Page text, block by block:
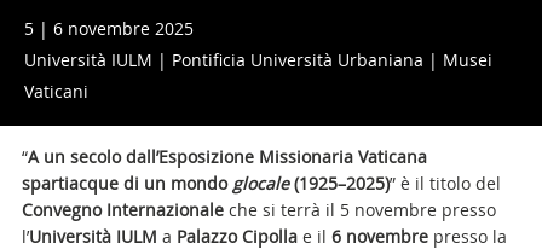
5 | 6 novembre 2025
Università IULM | Pontificia Università Urbaniana | Musei
Vaticani
“A un secolo dall’Esposizione Missionaria Vaticana
spartiacque di un mondoglocale(1925–2025)” è il titolo del
Convegno Internazionaleche si terrà il 5 novembre presso
l’Università IULM a Palazzo Cipollae il 6 novembrepresso la